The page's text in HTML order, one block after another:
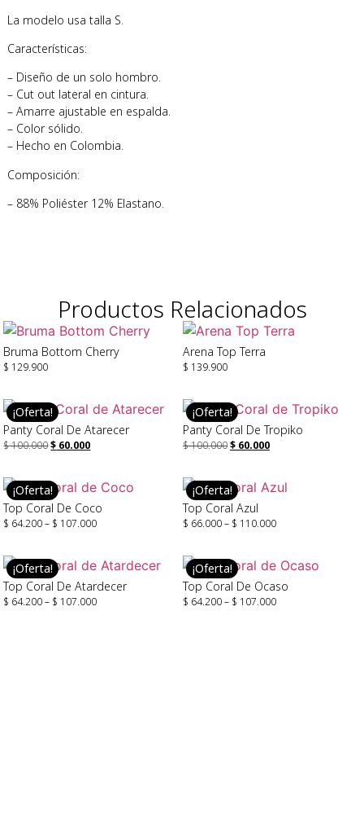
La modelo usa talla S.
Características:
– Diseño de un solo hombro.
– Cut out lateral en cintura.
– Amarre ajustable en espalda.
– Color sólido.
– Hecho en Colombia.
Composición:
– 88% Poliéster 12% Elastano.
Productos Relacionados
Bruma Bottom Cherry
$ 129.900
Arena Top Terra
$ 139.900
¡Oferta!
Panty Coral De Atarecer
$100.000$ 60.000
¡Oferta!
Panty Coral De Tropiko
$100.000$ 60.000
¡Oferta!
Top Coral De Coco
$ 64.200 – $ 107.000
¡Oferta!
Top Coral Azul
$ 66.000– $ 110.000
¡Oferta!
Top Coral De Atardecer
$ 64.200 – $ 107.000
¡Oferta!
Top Coral De Ocaso
$ 64.200– $ 107.000